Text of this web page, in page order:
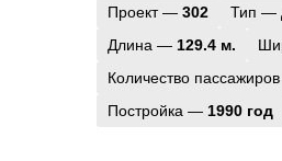
Проект — 302 Тип —
Длина — 129.4 м.
Количество
Постройка — 1990 год